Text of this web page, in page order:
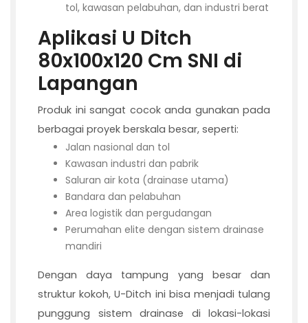
tol, kawasan pelabuhan, dan industri berat
Aplikasi U Ditch
80x100x120 Cm SNI di
Lapangan
Produk ini sangat cocok anda gunakan pada
berbagai proyek berskala besar, seperti:
Jalan nasional dan tol
Kawasan industri dan pabrik
Saluran air kota (drainase utama)
Bandara dan pelabuhan
Area logistik dan pergudangan
Perumahan elite dengan sistem drainase
mandiri
Dengan daya tampung yang besar dan
struktur kokoh, U-Ditch ini bisa menjadi tulang
punggung sistem drainase di lokasi-lokasi